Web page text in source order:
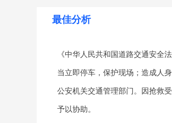
最佳分析
《中华人民共和国道路交通安全
当立即停车，保护现场；造成人
公安机关交通管理部门。因抢救
予以协助。